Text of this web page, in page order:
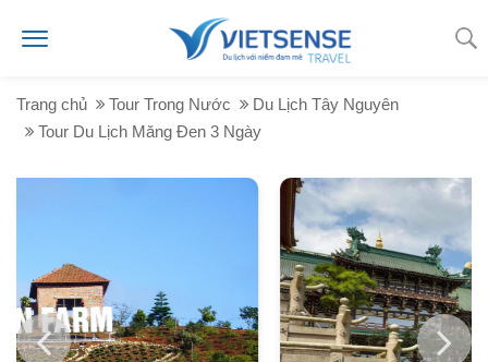
Trang chủ Tour Trong Nước
Du Lịch Tây Nguyên
Tour Du Lịch Măng Đen 3 Ngày